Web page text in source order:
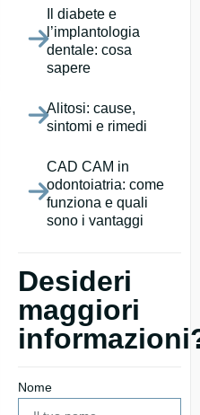
Il diabete e
l’implantologia
dentale: cosa
sapere
Alitosi: cause,
sintomi e rimedi
CAD CAM in
odontoiatria: come
funziona e quali
sono i vantaggi
Desideri
maggiori
Nome